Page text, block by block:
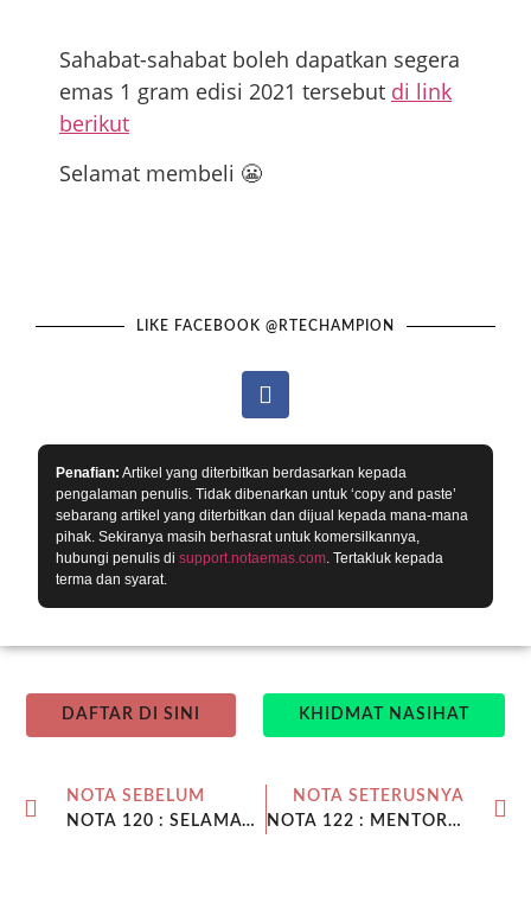
Sahabat-sahabat boleh dapatkan segera
emas 1 gram edisi 2021 tersebut di link
berikut
Selamat membeli 😬
LIKE FACEBOOK @RTECHAMPION
Penafian: Artikel yang diterbitkan berdasarkan kepada
pengalaman penulis. Tidak dibenarkan untuk ‘copy and paste’
sebarang artikel yang diterbitkan dan dijual kepada mana-mana
pihak. Sekiranya masih berhasrat untuk komersilkannya,
hubungi penulis di support.notaemas.com. Tertakluk kepada
terma dan syarat.
DAFTAR DI SINI KHIDMAT NASIHAT
NOTA SEBELUM
NOTA 120 : SELAMAT DATANG PEMBELI DAN PENYIMPAN EMAS KE 23000
NOTA SETERUSNYA
NOTA 122 : MENTOR PILIHAN PUBLIC GOLD (1)